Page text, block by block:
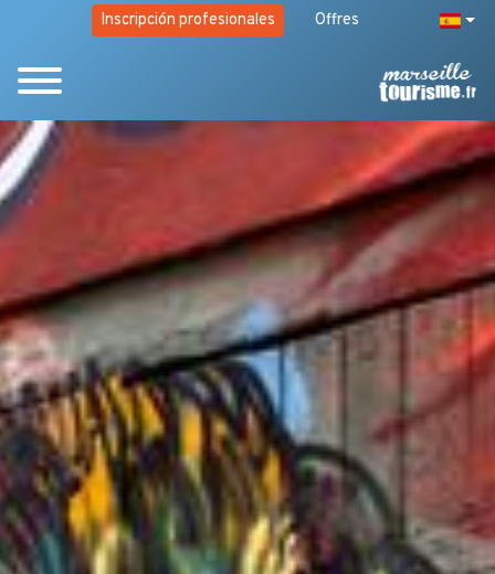
Inscripción profesionales Offres